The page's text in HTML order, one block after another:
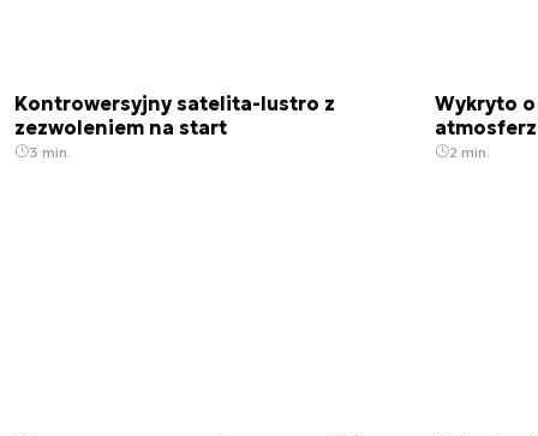
Kontrowersyjny satelita-lustro z
zezwoleniem na start
3 min.
Wykryto
2 min.